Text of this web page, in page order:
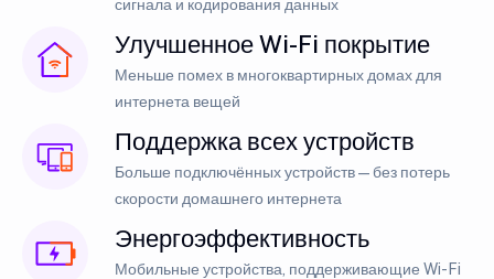
сигнала и кодирования данных
Улучшенное Wi-Fi покрытие
Меньше помех в многоквартирных домах для
интернета вещей
Поддержка всех устройств
Больше подключённых устройств — без потерь
скорости домашнего интернета
Энергоэффективность
Мобильные устройства, поддерживающие Wi-Fi